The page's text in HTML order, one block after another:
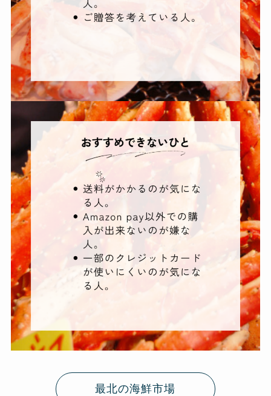
最北の海鮮市場